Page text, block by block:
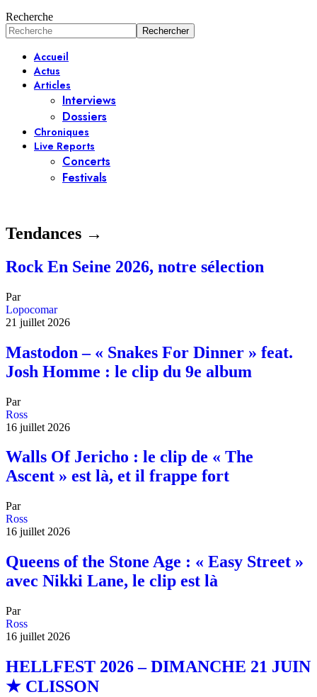
Recherche
Accueil
Actus
Articles
Interviews
Dossiers
Chroniques
Live Reports
Concerts
Festivals
Tendances →
Rock En Seine 2026, notre sélection
Par
Lopocomar
21 juillet 2026
Mastodon – « Snakes For Dinner » feat.
Josh Homme : le clip du 9e album
Par
Ross
16 juillet 2026
Walls Of Jericho : le clip de « The
Ascent » est là, et il frappe fort
Par
Ross
16 juillet 2026
Queens of the Stone Age : « Easy Street »
avec Nikki Lane, le clip est là
Par
Ross
16 juillet 2026
HELLFEST 2026 – DIMANCHE 21 JUIN
★ CLISSON